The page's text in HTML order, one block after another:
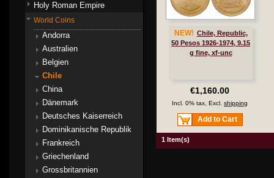
NEW! Chile, Republic,
50 Pesos 1926-1974, 9.15
g fine, xf-unc
€1,160.00
Incl. 0% tax, Excl. shipping
Add to Cart
1 Item(s)
Holy Roman Empire
World Coins
Andorra
Australien
Belgien
Chile
China
Dänemark
Deutsches Kaiserreich
Dominikanische Republik
Frankreich
Griechenland
Grossbritannien